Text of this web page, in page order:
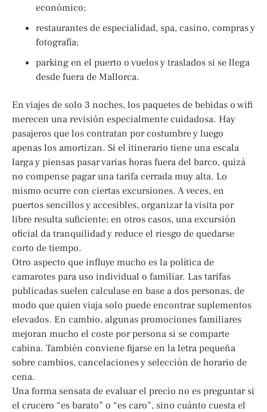
económico;
restaurantes de especialidad, spa, casino, compras y
fotografía;
parking en el puerto o vuelos y traslados si se llega
desde fuera de Mallorca.
En viajes de solo 3 noches, los paquetes de bebidas o wifi
merecen una revisión especialmente cuidadosa. Hay
pasajeros que los contratan por costumbre y luego
apenas los amortizan. Si el itinerario tiene una escala
larga y piensas pasar varias horas fuera del barco, quizá
no compense pagar una tarifa cerrada muy alta. Lo
mismo ocurre con ciertas excursiones. A veces, en
puertos sencillos y accesibles, organizar la visita por
libre resulta suficiente; en otros casos, una excursión
oficial da tranquilidad y reduce el riesgo de quedarse
corto de tiempo.
Otro aspecto que influye mucho es la política de
camarotes para uso individual o familiar. Las tarifas
publicadas suelen calculase en base a dos personas, de
modo que quien viaja solo puede encontrar suplementos
elevados. En cambio, algunas promociones familiares
mejoran mucho el coste por persona si se comparte
cabina. También conviene fijarse en la letra pequeña
sobre cambios, cancelaciones y selección de horario de
cena.
Una forma sensata de evaluar el precio no es preguntar si
el crucero “es barato” o “es caro”, sino cuánto cuesta el